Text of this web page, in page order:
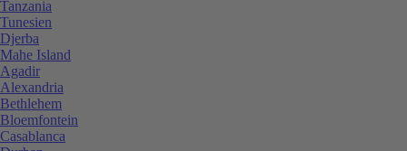
Tanzania
Tunesien
Djerba
Mahe Island
Agadir
Alexandria
Bethlehem
Bloemfontein
Casablanca